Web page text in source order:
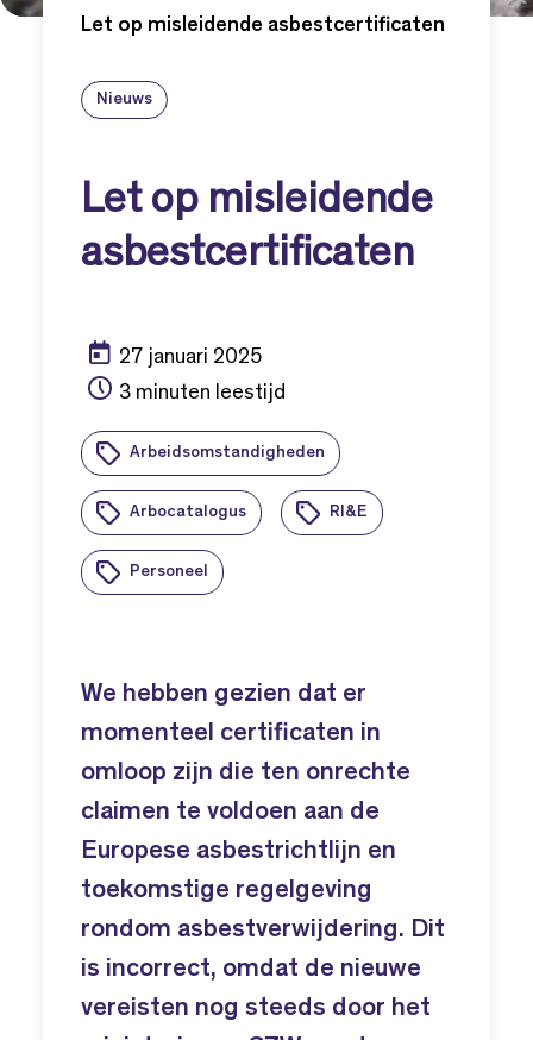
Let op misleidende asbestcertificaten
Nieuws
Let op misleidende
asbestcertificaten
27 januari 2025
3 minuten leestijd
Arbeidsomstandigheden
Arbocatalogus RI&E
Personeel
We hebben gezien dat er
momenteel certificaten in
omloop zijn die ten onrechte
claimen te voldoen aan de
Europese asbestrichtlijn en
toekomstige regelgeving
rondom asbestverwijdering. Dit
is incorrect, omdat de nieuwe
vereisten nog steeds door het